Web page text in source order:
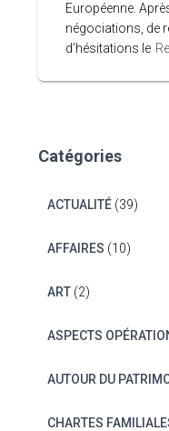
Européenne.
négociations, de
d’hésitations le
Catégories
ACTUALITÉ(39)
AFFAIRES (10)
ART(2)
ASPECTS
AUTOUR DU
CHARTES